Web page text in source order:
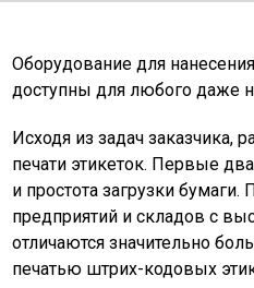
Оборудование для
доступны для любого даже
Исходя из задач
печати этикеток. Первые
и простота загрузки
предприятий и складов с
отличаются значительно
печатью штрих-кодовых